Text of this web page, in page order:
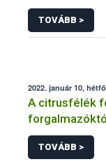
TOVÁBB >
2022. január 10, hétfő
A citrusfélék
TOVÁBB >